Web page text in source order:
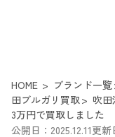
HOME ブランド一覧
田ブルガリ買取
吹
3万円で買取しました
公開日：2025.12.11更新